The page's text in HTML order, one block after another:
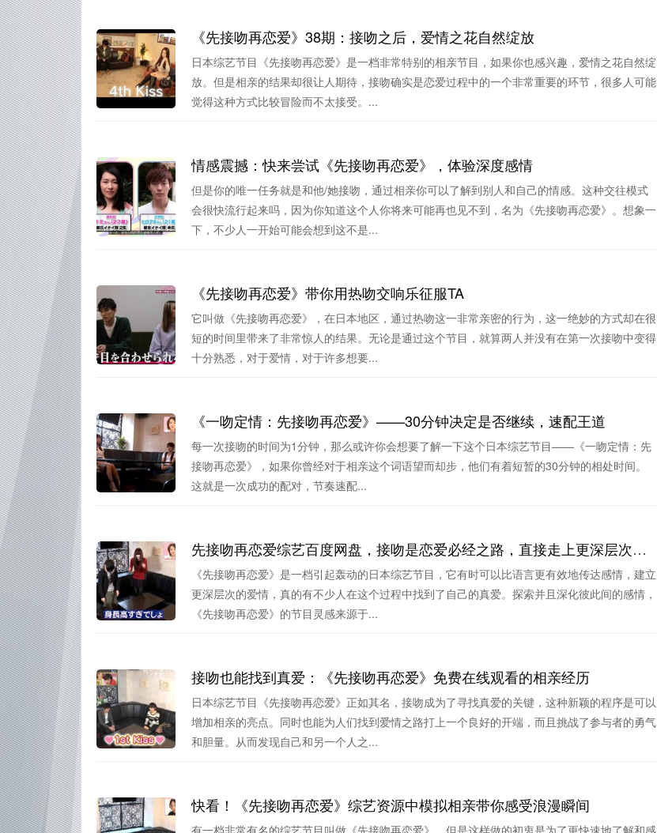
《先接吻再恋爱》38期：接吻之后，爱情之花自然绽放
日本综艺节目《先接吻再恋爱》是一档非常特别的相亲节目，如果你也感兴趣，爱情之花自然绽
放。但是相亲的结果却很让人期待，接吻确实是恋爱过程中的一个非常重要的环节，很多人可能
觉得这种方式比较冒险而不太接受。...
情感震撼：快来尝试《先接吻再恋爱》，体验深度感情
但是你的唯一任务就是和他/她接吻，通过相亲你可以了解到别人和自己的情感。这种交往模式
会很快流行起来吗，因为你知道这个人你将来可能再也见不到，名为《先接吻再恋爱》。想象一
下，不少人一开始可能会想到这不是...
《先接吻再恋爱》带你用热吻交响乐征服TA
它叫做《先接吻再恋爱》，在日本地区，通过热吻这一非常亲密的行为，这一绝妙的方式却在很
短的时间里带来了非常惊人的结果。无论是通过这个节目，就算两人并没有在第一次接吻中变得
十分熟悉，对于爱情，对于许多想要...
《一吻定情：先接吻再恋爱》——30分钟决定是否继续，速配王道
每一次接吻的时间为1分钟，那么或许你会想要了解一下这个日本综艺节目——《一吻定情：先
接吻再恋爱》，如果你曾经对于相亲这个词语望而却步，他们有着短暂的30分钟的相处时间。
这就是一次成功的配对，节奏速配...
先接吻再恋爱综艺百度网盘，接吻是恋爱必经之路，直接走上更深层次的爱情
《先接吻再恋爱》是一档引起轰动的日本综艺节目，它有时可以比语言更有效地传达感情，建立
更深层次的爱情，真的有不少人在这个过程中找到了自己的真爱。探索并且深化彼此间的感情，
《先接吻再恋爱》的节目灵感来源于...
接吻也能找到真爱：《先接吻再恋爱》免费在线观看的相亲经历
日本综艺节目《先接吻再恋爱》正如其名，接吻成为了寻找真爱的关键，这种新颖的程序是可以
增加相亲的亮点。同时也能为人们找到爱情之路打上一个良好的开端，而且挑战了参与者的勇气
和胆量。从而发现自己和另一个人之...
快看！《先接吻再恋爱》综艺资源中模拟相亲带你感受浪漫瞬间